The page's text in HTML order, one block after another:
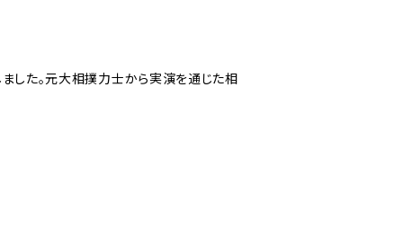
ました。元大相撲力士から実演を通じた相